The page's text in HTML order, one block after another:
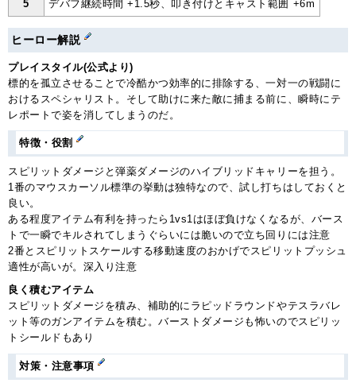
5 デバフ継続時間 +1.5秒、叩き付けとキャスト範囲 +6m
ヒーロー解説
プレイスタイル(公式より)
標的を孤立させることで冷酷かつ効率的に排除する、一対一の戦闘に
おけるスペシャリスト。そして助けに来た敵に捕まる前に、瞬時にテ
レポートで姿を消してしまうのだ。
特徴・役割
スピリットダメージと弾薬ダメージのハイブリッドキャリーを担う。
1番のマウスカーソル標準の挙動は独特なので、試し打ちはしておくと
良い。
ある程度アイテム有利を持ったら1vs1はほぼ負けなくなるが、バース
トで一瞬でキルされてしまうぐらいには脆いので立ち回りには注意
2番とスピリットスケールする移動速度のおかげでスピリットプッシュ
適性が高いが。深入り注意
良く積むアイテム
スピリットダメージを積み、補助的にラピッドラウンドやテスラバレ
ット等のガンアイテムを積む。バーストダメージも怖いのでスピリッ
トシールドもあり
対策・注意事項